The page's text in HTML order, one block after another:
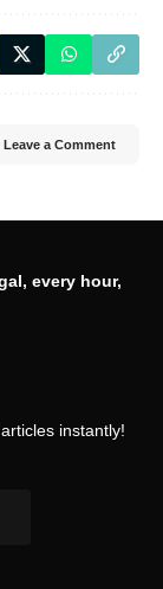
Leave a Comment
every hour,
instantly!